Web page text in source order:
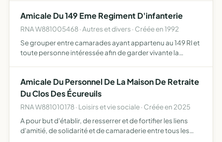
Amicale Du 149 Eme Regiment D'infanterie
RNA W881005468 · Autres et divers · Créée en 1992
Se grouper entre camarades ayant appartenu au 149 RI et
toute personne intéressée afin de garder vivante la
Amicale Du Personnel De La Maison De Retraite
Du Clos Des Écureuils
RNA W881010178 · Loisirs et vie sociale · Créée en 2025
A pour but d'établir, de resserrer et de fortifier les liens
d'amitié, de solidarité et de camaraderie entre tous les